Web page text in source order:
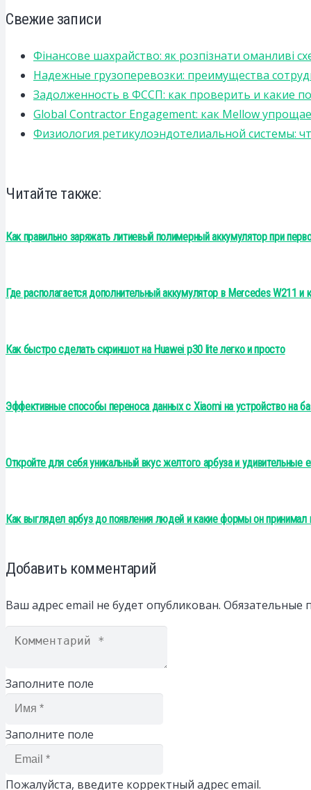
Свежие записи
Фінансове шахрайство: як розпізнати оманливі
Надежные грузоперевозки: преимущества
Задолженность в ФССП: как проверить и какие
Global Contractor Engagement: как Mellow
Физиология ретикулоэндотелиальной системы:
Читайте также:
Как правильно заряжать литиевый полимерный аккумулятор при
Где располагается дополнительный аккумулятор в Mercedes W211 и
Как быстро сделать скриншот на Huawei p30 lite легко и просто
Эффективные способы переноса данных с Xiaomi на устройство на
Откройте для себя уникальный вкус желтого арбуза и удивительные
Как выглядел арбуз до появления людей и какие формы он принимал
Добавить комментарий
Ваш адрес email не будет опубликован. Обязательные
Заполните поле
Заполните поле
Пожалуйста, введите корректный адрес email.